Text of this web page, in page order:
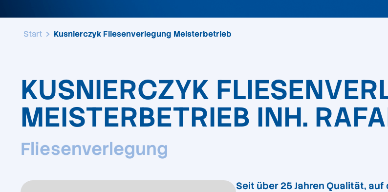
Start Kusnierczyk Fliesenverlegung Meisterbetrieb
KUSNIERCZYK
MEISTERBETRIEB INH.
Fliesenverlegung
Seit über 25 Jahren Qualität, auf